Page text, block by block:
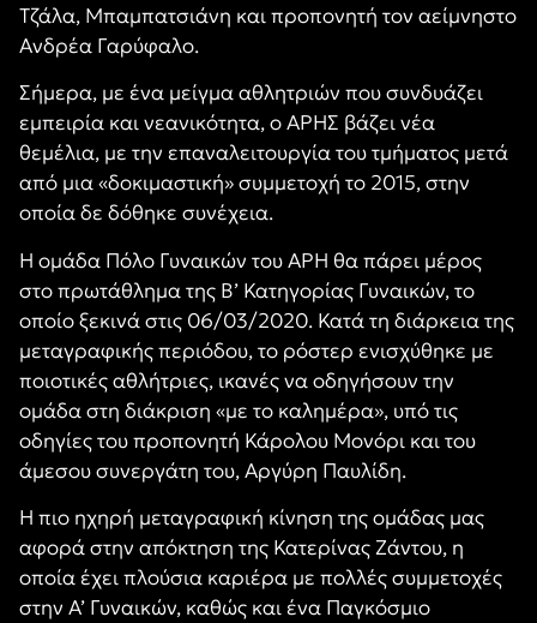
Τζάλα, Μπαμπατσιάνη και προπονητή τον αείμνηστο
Ανδρέα Γαρύφαλο.
Σήμερα, με ένα μείγμα αθλητριών που συνδυάζει
εμπειρία και νεανικότητα, ο ΑΡΗΣ βάζει νέα
θεμέλια, με την επαναλειτουργία του τμήματος μετά
από μια «δοκιμαστική» συμμετοχή το 2015, στην
οποία δε δόθηκε συνέχεια.
Η ομάδα Πόλο Γυναικών του ΑΡΗ θα πάρει μέρος
στο πρωτάθλημα της Β’ Κατηγορίας Γυναικών, το
οποίο ξεκινά στις 06/03/2020. Κατά τη διάρκεια της
μεταγραφικής περιόδου, το ρόστερ ενισχύθηκε με
ποιοτικές αθλήτριες, ικανές να οδηγήσουν την
ομάδα στη διάκριση «με το καλημέρα», υπό τις
οδηγίες του προπονητή Κάρολου Μονόρι και του
άμεσου συνεργάτη του, Αργύρη Παυλίδη.
Η πιο ηχηρή μεταγραφική κίνηση της ομάδας μας
αφορά στην απόκτηση της Κατερίνας Ζάντου, η
οποία έχει πλούσια καριέρα με πολλές συμμετοχές
στην Α’ Γυναικών, καθώς και ένα Παγκόσμιο